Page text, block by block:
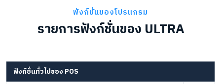
ฟังก์ชั่นของโปรแกรม
รายการฟังก์ชั่นของ ULTRA
ฟังก์ชั่นทั่วไปของ POS